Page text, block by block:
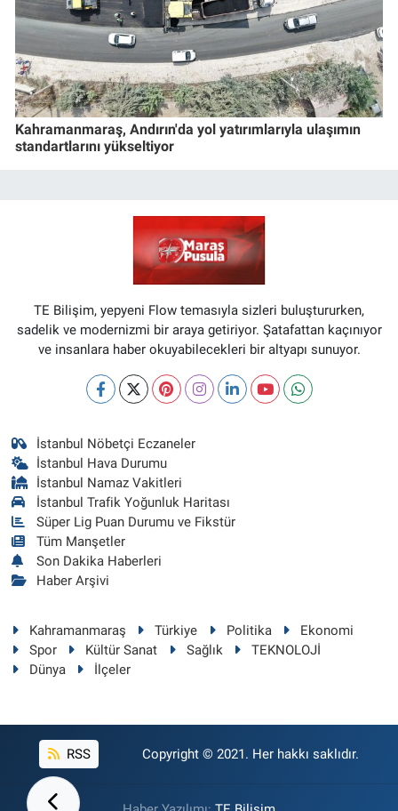
Kahramanmaraş, Andırın'da yol yatırımlarıyla ulaşımın
standartlarını yükseltiyor
TE Bilişim, yepyeni Flow temasıyla sizleri buluştururken,
sadelik ve modernizmi bir araya getiriyor. Şatafattan kaçınıyor
ve insanlara haber okuyabilecekleri bir altyapı sunuyor.
İstanbul Nöbetçi Eczaneler
İstanbul Hava Durumu
İstanbul Namaz Vakitleri
İstanbul Trafik Yoğunluk Haritası
Süper Lig Puan Durumu ve Fikstür
Tüm Manşetler
Son Dakika Haberleri
Haber Arşivi
Kahramanmaraş Türkiye Politika
Ekonomi
Spor
Kültür Sanat Sağlık
TEKNOLOJİ
Dünya
İlçeler
RSS Copyright © 2021. Her hakkı saklıdır.